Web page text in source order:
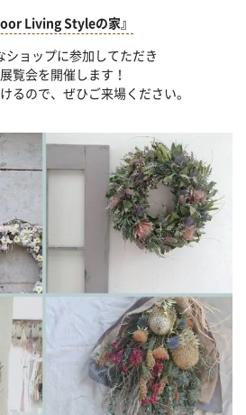
Living Styleの家』
ショップに参加してただき
覧会を開催します！
るので、ぜひご来場ください。